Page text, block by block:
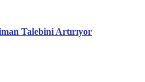
Talebini Artırıyor